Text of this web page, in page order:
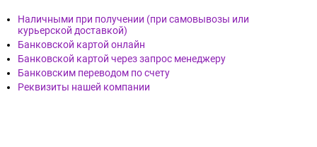
Наличными при получении (при самовывозы или
курьерской доставкой)
Банковской картой онлайн
Банковской картой через запрос менеджеру
Банковским переводом по счету
Реквизиты нашей компании